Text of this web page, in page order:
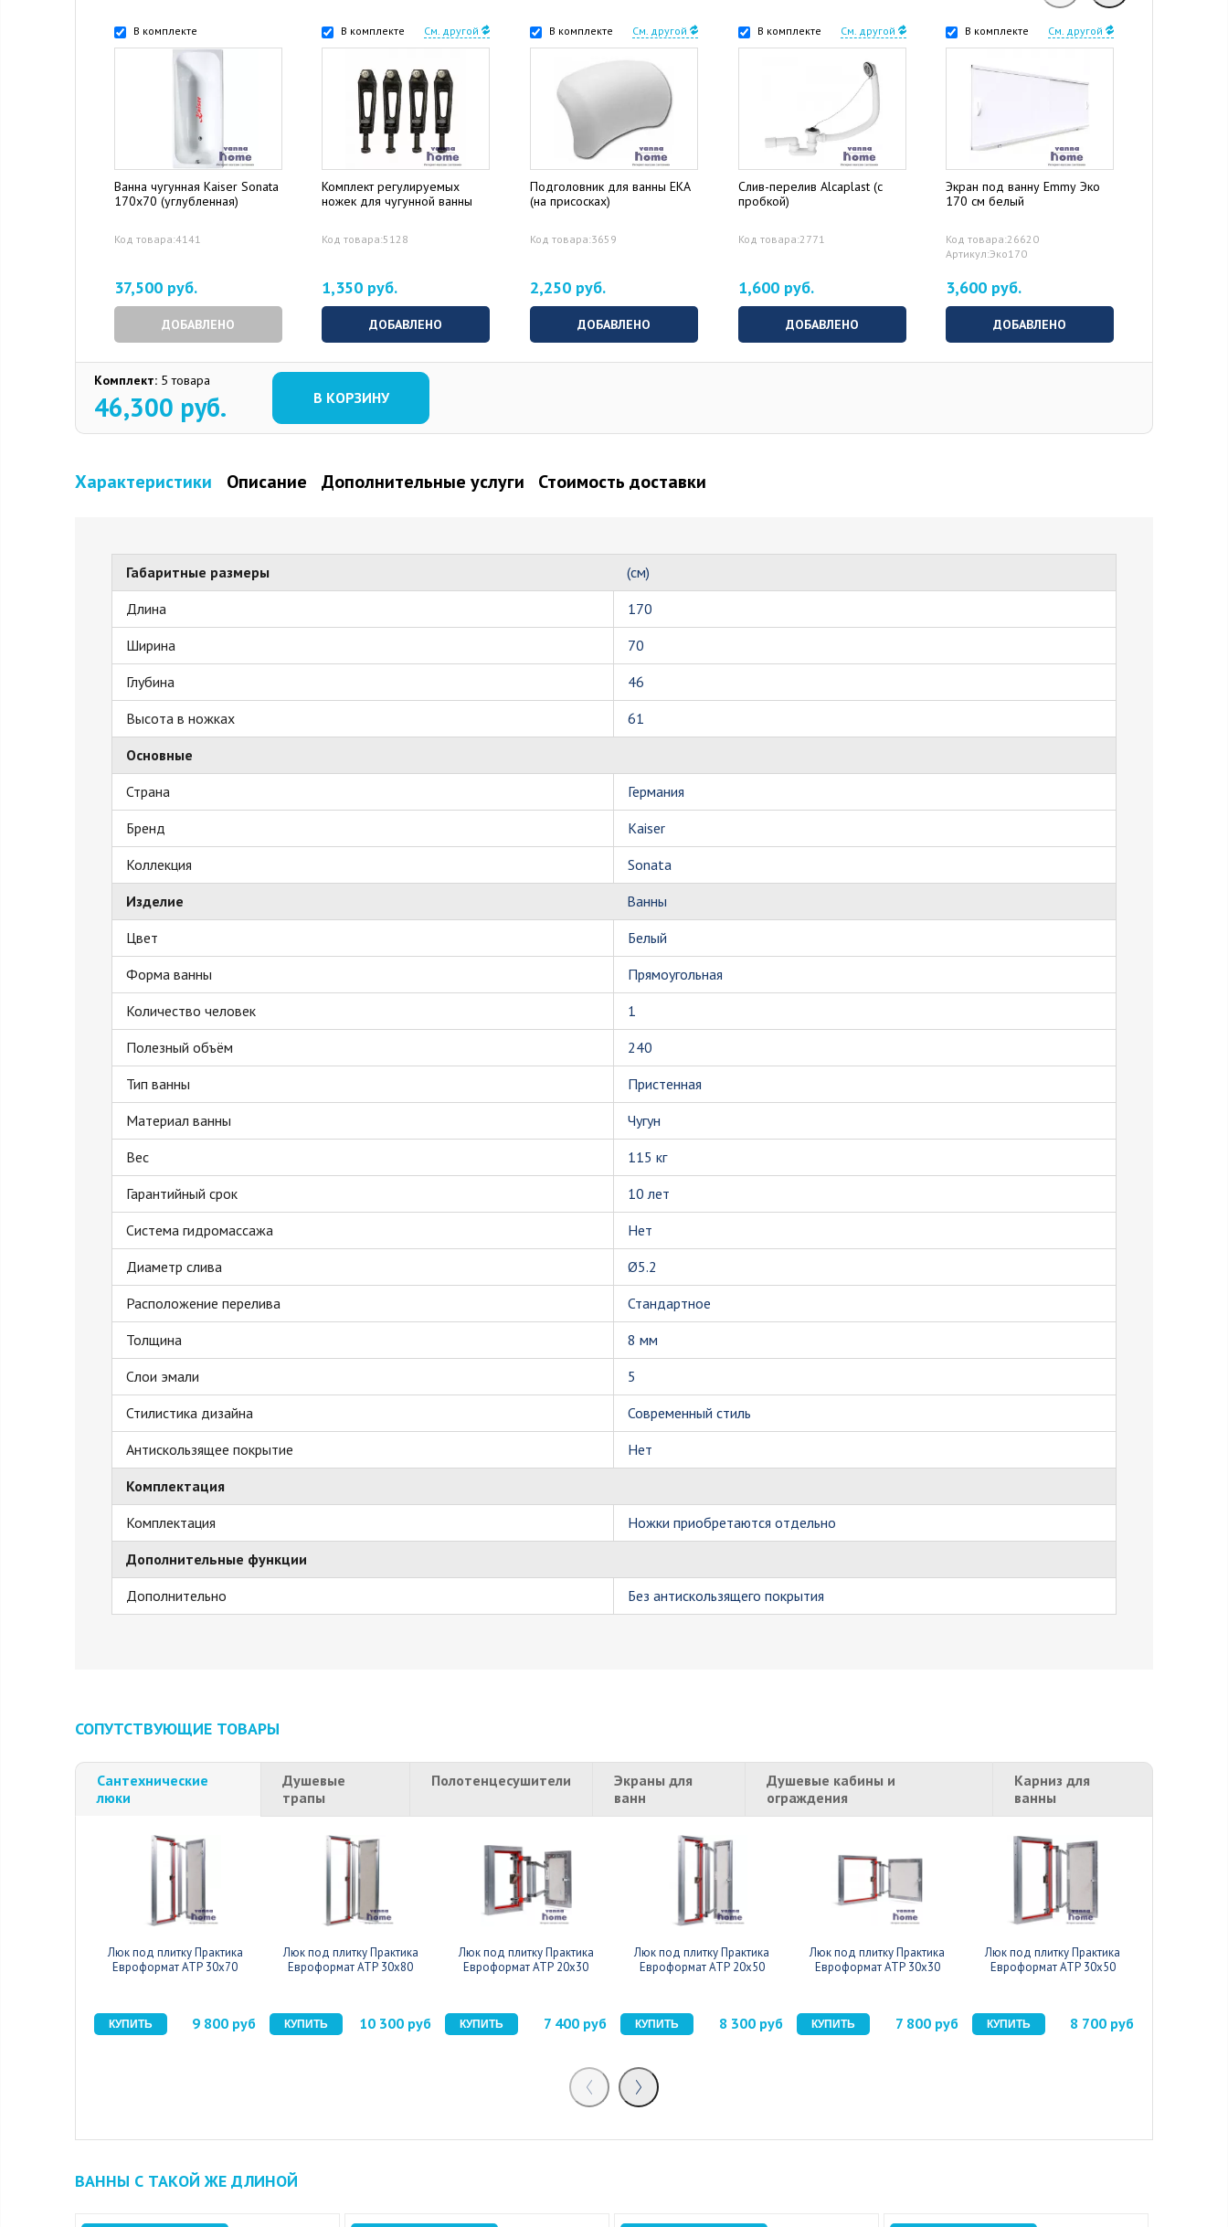
В комплекте
Ванна чугунная Kaiser Sonata
170x70 (углубленная)
Код товара:4141
37,500 руб.
ДОБАВЛЕНО
В комплекте См. другой
Комплект регулируемых
ножек для чугунной ванны
Код товара:5128
1,350 руб.
ДОБАВЛЕНО
В комплекте См. другой
Подголовник для ванны EKA
(на присосках)
Код товара:3659
2,250 руб.
ДОБАВЛЕНО
В комплекте См. другой
Слив-перелив Alcaplast (с
пробкой)
Код товара:2771
1,600 руб.
ДОБАВЛЕНО
В комплекте См. другой
Экран под ванну Emmy Эко
170 см белый
Код товара:26620
Артикул:Эко170
3,600 руб.
ДОБАВЛЕНО
Комплект: 5 товара
46,300 руб. В КОРЗИНУ
Характеристики Описание Дополнительные услуги Стоимость доставки
Габаритные размеры
(см)
Длина
170
Ширина
70
Глубина
46
Высота в ножках
61
Основные
Страна
Германия
Бренд
Kaiser
Коллекция
Sonata
Изделие
Ванны
Цвет
Белый
Форма ванны
Прямоугольная
Количество человек
1
Полезный объём
240
Тип ванны
Пристенная
Материал ванны
Чугун
Вес
115 кг
Гарантийный срок
10 лет
Система гидромассажа
Нет
Диаметр слива
Ø5.2
Расположение перелива
Стандартное
Толщина
8 мм
Слои эмали
5
Стилистика дизайна
Современный стиль
Антискользящее покрытие
Нет
Комплектация
Комплектация
Ножки приобретаются отдельно
Дополнительные функции
Дополнительно
Без антискользящего покрытия
СОПУТСТВУЮЩИЕ ТОВАРЫ
Сантехнические
люки
Душевые
трапы
Полотенцесушители
Экраны для
ванн
Душевые кабины и
ограждения
Карниз для
ванны
Люк под плитку Практика
Евроформат АТР 30x70
9 800 руб
Люк под плитку Практика
Евроформат АТР 30x80
10 300 руб
Люк под плитку Практика
Евроформат АТР 20x30
7 400 руб
Люк под плитку Практика
Евроформат АТР 20x50
8 300 руб
Люк под плитку Практика
Евроформат АТР 30x30
7 800 руб
Люк под плитку Практика
Евроформат АТР 30x50
8 700 руб
ВАННЫ С ТАКОЙ ЖЕ ДЛИНОЙ